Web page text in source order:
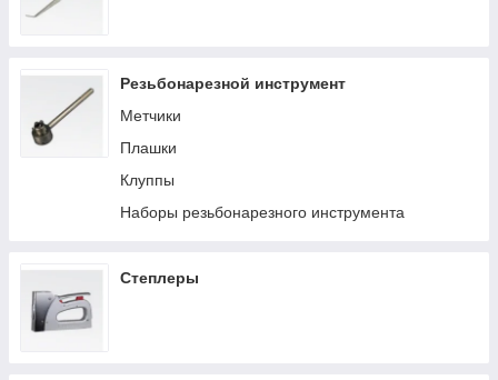
Резьбонарезной инструмент
Метчики
Плашки
Клуппы
Наборы резьбонарезного инструмента
Степлеры